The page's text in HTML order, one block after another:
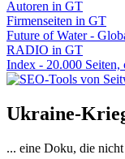
Autoren in GT
Firmenseiten in GT
Future of Water -
RADIO in GT
Index - 20.000
Ukraine-
... eine Doku, die